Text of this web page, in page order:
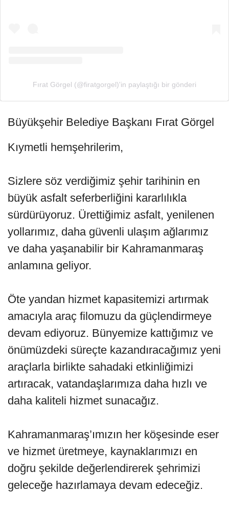
Fırat Görgel (@firatgorgel)'in paylaştığı bir gönderi
Büyükşehir Belediye Başkanı Fırat Görgel
Kıymetli hemşehrilerim,
Sizlere söz verdiğimiz şehir tarihinin en
büyük asfalt seferberliğini kararlılıkla
sürdürüyoruz. Ürettiğimiz asfalt, yenilenen
yollarımız, daha güvenli ulaşım ağlarımız
ve daha yaşanabilir bir Kahramanmaraş
anlamına geliyor.
Öte yandan hizmet kapasitemizi artırmak
amacıyla araç filomuzu da güçlendirmeye
devam ediyoruz. Bünyemize kattığımız ve
önümüzdeki süreçte kazandıracağımız yeni
araçlarla birlikte sahadaki etkinliğimizi
artıracak, vatandaşlarımıza daha hızlı ve
daha kaliteli hizmet sunacağız.
Kahramanmaraş’ımızın her köşesinde eser
ve hizmet üretmeye, kaynaklarımızı en
doğru şekilde değerlendirerek şehrimizi
geleceğe hazırlamaya devam edeceğiz.